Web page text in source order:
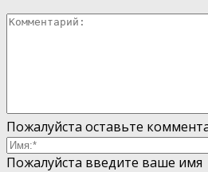
Пожалуйста оставьте
Пожалуйста введите ваше имя